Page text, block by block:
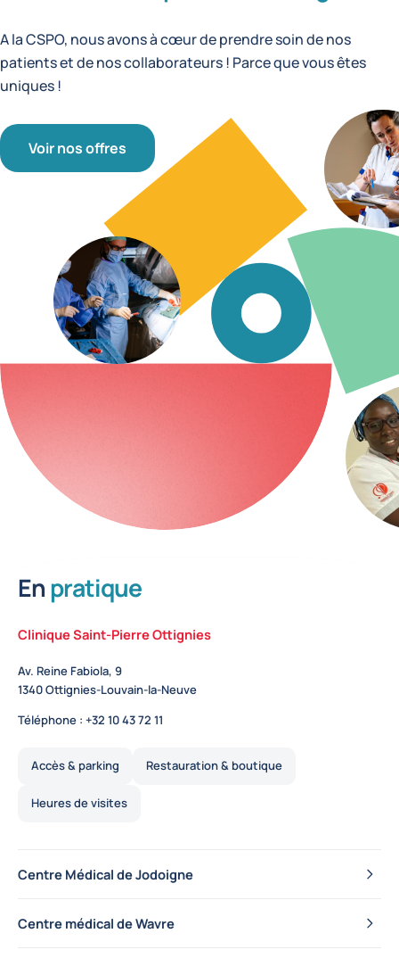
A la CSPO, nous avons à cœur de prendre soin de nos
patients et de nos collaborateurs ! Parce que vous êtes
uniques !
Voir nos offres
Enpratique
Clinique Saint-Pierre Ottignies
Av. Reine Fabiola, 9
1340Ottignies-Louvain-la-Neuve
Téléphone : +32 10 43 72 11
Accès & parking Restauration & boutique
Heures de visites
Centre Médical de Jodoigne
Centre médical de Wavre